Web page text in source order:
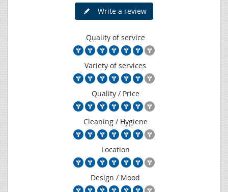
Write a review
Quality of service
Variety of services
Quality / Price
Cleaning / Hygiene
Location
Design / Mood